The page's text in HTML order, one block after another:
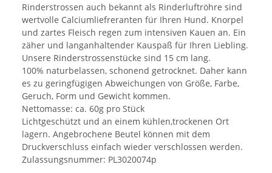
Rinderstrossen auch bekannt als Rinderluftröhre sind
wertvolle Calciumliefreranten für Ihren Hund. Knorpel
und zartes Fleisch regen zum intensiven Kauen an. Ein
zäher und langanhaltender Kauspaß für Ihren Liebling.
Unsere Rinderstrossenstücke sind 15 cm lang.
100% naturbelassen, schonend getrocknet. Daher kann
es zu geringfügigen Abweichungen von Größe, Farbe,
Geruch, Form und Gewicht kommen.
Nettomasse: ca. 60g pro Stück
Lichtgeschützt und an einem kühlen,trockenen Ort
lagern. Angebrochene Beutel können mit dem
Druckverschluss einfach wieder verschlossen werden.
Zulassungsnummer: PL3020074p